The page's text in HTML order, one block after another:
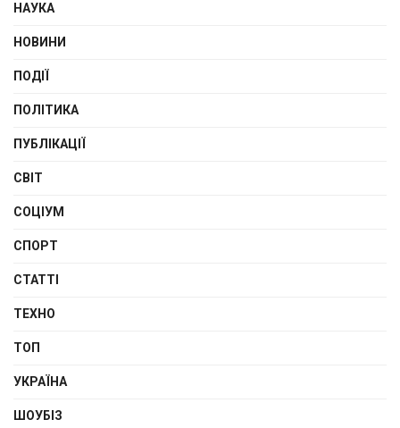
НАУКА
НОВИНИ
ПОДІЇ
ПОЛІТИКА
ПУБЛІКАЦІЇ
СВІТ
СОЦІУМ
СПОРТ
СТАТТІ
ТЕХНО
ТОП
УКРАЇНА
ШОУБІЗ